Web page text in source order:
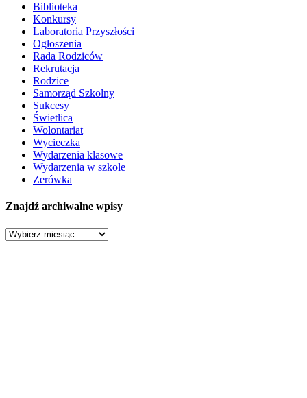
Biblioteka
Konkursy
Laboratoria Przyszłości
Ogłoszenia
Rada Rodziców
Rekrutacja
Rodzice
Samorząd Szkolny
Sukcesy
Świetlica
Wolontariat
Wycieczka
Wydarzenia klasowe
Wydarzenia w szkole
Zerówka
Znajdź archiwalne wpisy
Znajdź